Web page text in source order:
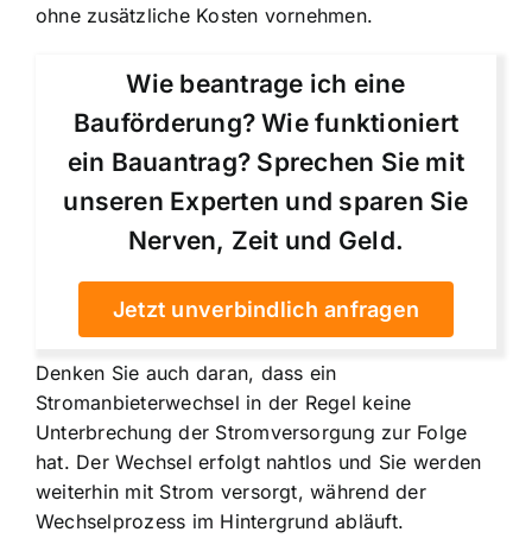
ohne zusätzliche Kosten vornehmen.
Wie beantrage ich eine
Bauförderung? Wie funktioniert
ein Bauantrag? Sprechen Sie mit
unseren Experten und sparen Sie
Nerven, Zeit und Geld.
Jetzt unverbindlich anfragen
Denken Sie auch daran, dass ein
Stromanbieterwechsel in der Regel keine
Unterbrechung der Stromversorgung zur Folge
hat. Der Wechsel erfolgt nahtlos und Sie werden
weiterhin mit Strom versorgt, während der
Wechselprozess im Hintergrund abläuft.